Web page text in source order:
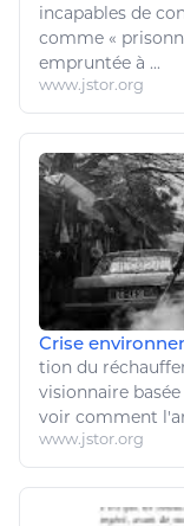
incapables de
comme «
empruntée à ...
www.jstor.org
Crise
tion du
visionnaire
voir comment l'
www.jstor.org